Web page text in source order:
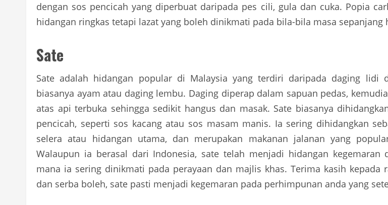
dengan sos pencicah yang diperbuat daripada pes cili, gula dan cuka. Popia
hidangan ringkas tetapi lazat yang boleh dinikmati pada bila-bila masa sepanjang
Sate
Sate adalah hidangan popular di Malaysia yang terdiri daripada daging lidi
biasanya ayam atau daging lembu. Daging diperap dalam sapuan pedas,
atas api terbuka sehingga sedikit hangus dan masak. Sate biasanya
pencicah, seperti sos kacang atau sos masam manis. Ia sering dihidangkan
selera atau hidangan utama, dan merupakan makanan jalanan yang
Walaupun ia berasal dari Indonesia, sate telah menjadi hidangan kegemaran
mana ia sering dinikmati pada perayaan dan majlis khas. Terima kasih kepada
dan serba boleh, sate pasti menjadi kegemaran pada perhimpunan anda yang